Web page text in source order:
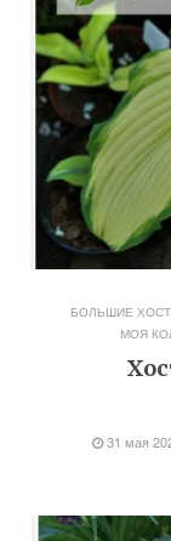
БОЛЬШИЕ
МОЯ
31 мая